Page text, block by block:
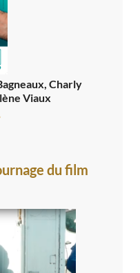
Charly
Viaux
du film